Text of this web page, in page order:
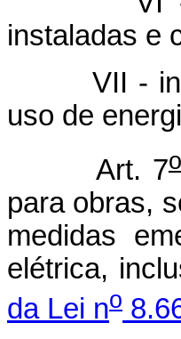
instaladas e
VII -
uso de
Art. 7o
para obras,
medidas
elétrica,
da Lei no